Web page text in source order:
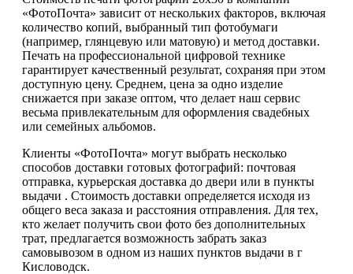
«ФотоПочта» зависит от нескольких факторов, включая
количество копий, выбранный тип фотобумаги
(например, глянцевую или матовую) и метод доставки.
Печать на профессиональной цифровой технике
гарантирует качественный результат, сохраняя при этом
доступную цену. Среднем, цена за одно изделие
снижается при заказе оптом, что делает наш сервис
весьма привлекательным для оформления свадебных
или семейных альбомов.
Клиенты «ФотоПочта» могут выбрать несколько
способов доставки готовых фотографий: почтовая
отправка, курьерская доставка до двери или в пункты
выдачи . Стоимость доставки определяется исходя из
общего веса заказа и расстояния отправления. Для тех,
кто желает получить свои фото без дополнительных
трат, предлагается возможность забрать заказ
самовывозом в одном из наших пунктов выдачи в г
Кисловодск.